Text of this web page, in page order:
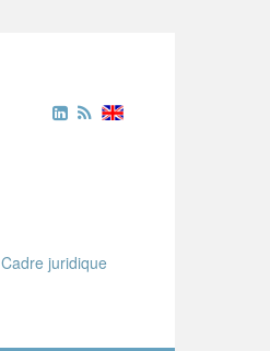
Cadre juridique